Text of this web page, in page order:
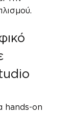
hands-on